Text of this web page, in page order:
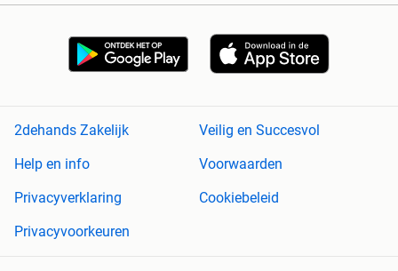
2dehands Zakelijk
Veilig en Succesvol
Help en info
Voorwaarden
Privacyverklaring
Cookiebeleid
Privacyvoorkeuren